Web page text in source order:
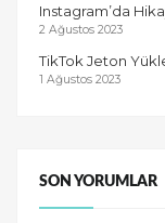
Instagram’da
2 Ağustos 2023
TikTok Jeton
1 Ağustos 2023
SON YORUMLAR